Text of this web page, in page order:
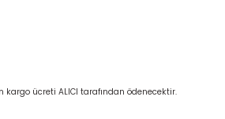
kargo ücreti ALICI tarafından ödenecektir.